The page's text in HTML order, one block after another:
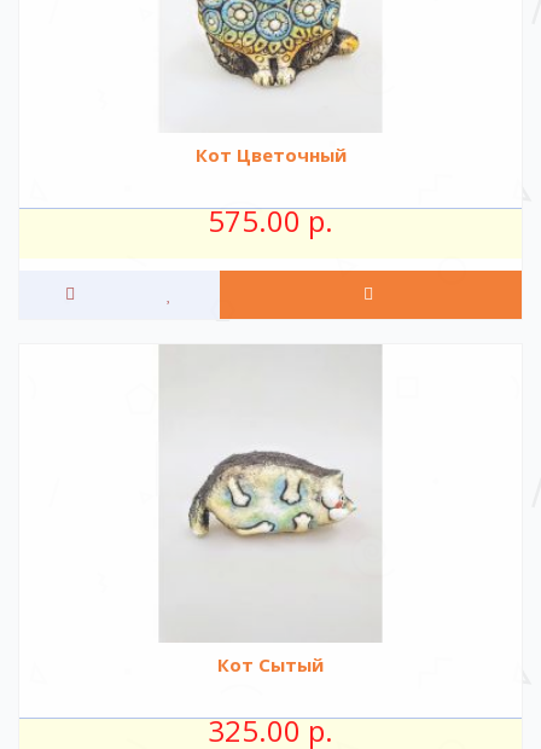
Кот Цветочный
575.00 р.
Кот Сытый
325.00 р.